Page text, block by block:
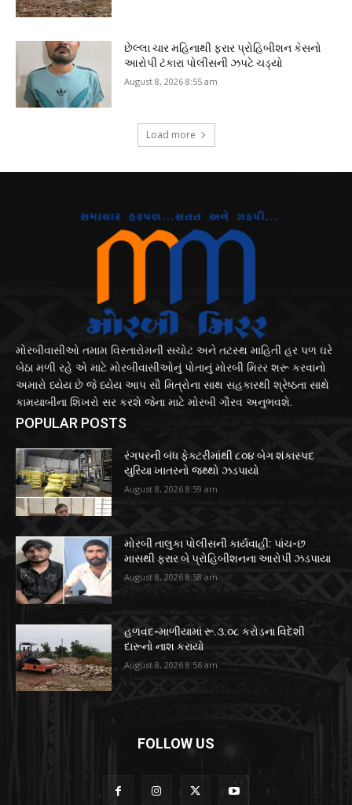
છેલ્લા ચાર મહિનાથી ફરાર પ્રોહિબીશન કેસનો
આરોપી ટંકારા પોલીસની ઝપટે ચડ્યો
August 8, 2026 8:55 am
Load more
મોરબીવાસીઓ તમામ વિસ્તારોમની સચોટ અને તટસ્થ માહિતી હર પળ ઘરે
બેઠા મળી રહે એ માટે મોરબીવાસીઓનું પોતાનું મોરબી મિરર શરૂ કરવાનો
અમારો ધ્યેય છે જે ધ્યેય આપ સૌ મિત્રોના સાથ સહકારથી શ્રેષ્ઠતા સાથે
કામયાબીના શિખરો સર કરશે જેના માટે મોરબી ગૌરવ અનુભવશે.
POPULAR POSTS
રંગપરની બંધ ફેક્ટરીમાંથી ૮૦૪ બેગ શંકાસ્પદ
યુરિયા ખાતરનો જથ્થો ઝડપાયો
August 8, 2026 8:59 am
મોરબી તાલુકા પોલીસની કાર્યવાહી: પાંચ-છ
માસથી ફરાર બે પ્રોહિબીશનના આરોપી ઝડપાયા
August 8, 2026 8:58 am
હળવદ-માળીયામાં રૂ.૩.૦૮ કરોડના વિદેશી
દારૂનો નાશ કરાયો
August 8, 2026 8:56 am
FOLLOW US